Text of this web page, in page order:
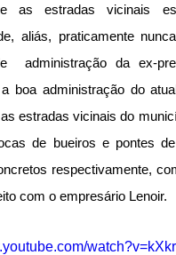
as estradas vicinais
aliás, praticamente
administração da ex-
boa administração do
estradas vicinais do
de bueiros e pontes
respectivamente,
com o empresário Lenoir.